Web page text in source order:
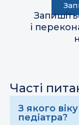
і
Часті
З якого
педіатра?